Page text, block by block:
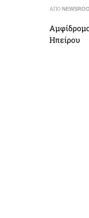
ΑΠΌ
Ηπείρου